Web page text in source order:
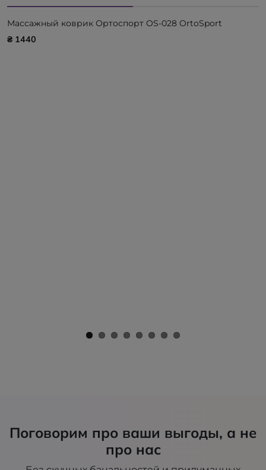
Массажный коврик Ортоспорт OS-028 OrtoSport
₴ 1440
Поговорим про ваши выгоды, а не
про нас